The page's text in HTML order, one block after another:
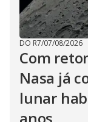
DO R7/07/08/2026
Com
Nasa já
lunar